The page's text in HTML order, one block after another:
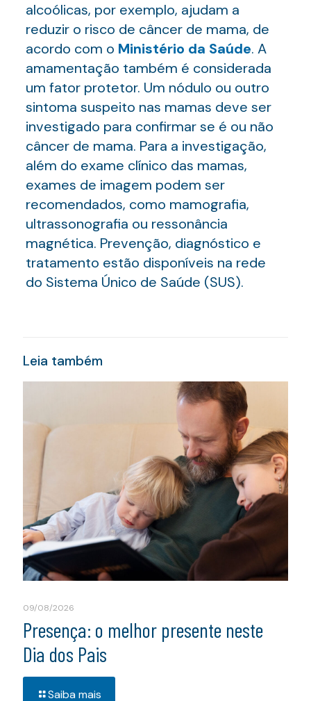
alcoólicas, por exemplo, ajudam a
reduzir o risco de câncer de mama, de
acordo com o Ministério da Saúde. A
amamentação também é considerada
um fator protetor. Um nódulo ou outro
sintoma suspeito nas mamas deve ser
investigado para confirmar se é ou não
câncer de mama. Para a investigação,
além do exame clínico das mamas,
exames de imagem podem ser
recomendados, como mamografia,
ultrassonografia ou ressonância
magnética. Prevenção, diagnóstico e
tratamento estão disponíveis na rede
do Sistema Único de Saúde (SUS).
Leia também
09/08/2026
Presença: o melhor presente neste
Dia dos Pais
Saiba mais